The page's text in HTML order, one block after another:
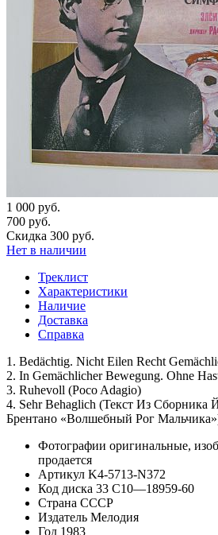
1 000 руб.
700 руб.
Скидка 300 руб.
Нет в наличии
Треклист
Характеристики
Наличие
Доставка
Справка
1. Bedächtig. Nicht Eilen Recht
2. In Gemächlicher Bewegung. Ohne
3. Ruhevoll (Poco Adagio)
4. Sehr Behaglich (Текст Из
Брентано «Волшебный Рог
Фотографии оригинальные,
продается
Артикул K4-5713-N372
Код диска 33 С10—18959-60
Страна СССР
Издатель Мелодия
Год 1983